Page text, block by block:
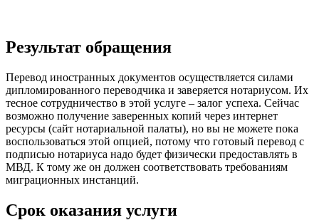
Результат обращения
Перевод иностранных документов осуществляется силами
дипломированного переводчика и заверяется нотариусом. Их
тесное сотрудничество в этой услуге – залог успеха. Сейчас
возможно получение заверенных копий через интернет
ресурсы (сайт нотариальной палаты), но вы не можете пока
воспользоваться этой опцией, потому что готовый перевод с
подписью нотариуса надо будет физически предоставлять в
МВД. К тому же он должен соответствовать требованиям
миграционных инстанций.
Срок оказания услуги